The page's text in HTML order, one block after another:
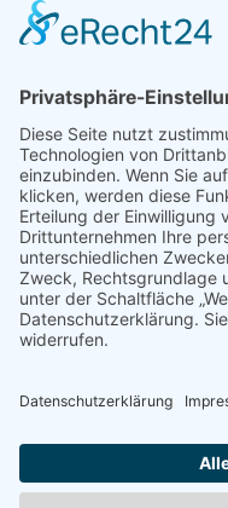
Datenschutz
Navigation
Gas Kamin
Kamintüren auf Maß
Kaminöfen / Pelletöfen
Kamineinsatz
Broschüre